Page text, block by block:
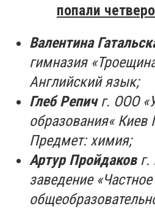
попали
Валентина
гимназия
Английский язык;
Глеб Репичг. ООО
образования« Киев
Предмет: химия;
Артур Пройдаковг.
заведение «Частное